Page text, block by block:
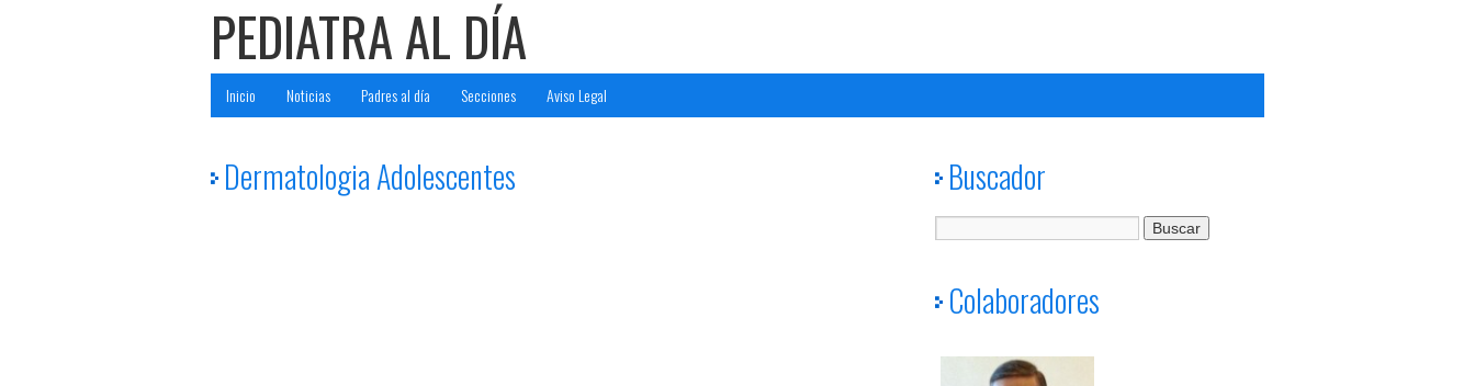
PEDIATRA AL DÍA
Inicio Noticias Padres al día Secciones Aviso Legal
Dermatologia Adolescentes Buscador
Colaboradores